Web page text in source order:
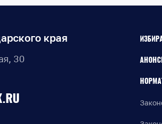
края
30